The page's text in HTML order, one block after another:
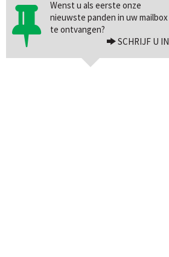
Wenst u als eerste onze
nieuwste panden in uw mailbox
te ontvangen?
SCHRIJF U IN